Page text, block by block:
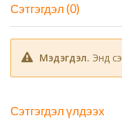
Сэтгэгдэл (0)
Мэдэгдэл. Энд
Сэтгэгдэл үлдээх